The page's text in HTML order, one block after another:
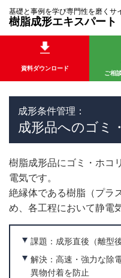
基礎と事例を学び専門性を磨くサ
樹脂成形エキスパート
資料ダウンロード
ご相
成形条件管理：
成形品へのゴミ
樹脂成形品にゴミ・ホコ
電気です。
絶縁体である樹脂（プラ
め、各工程において静電
課題：成形直後（離型
解決：高速・強力な除
異物付着を防止